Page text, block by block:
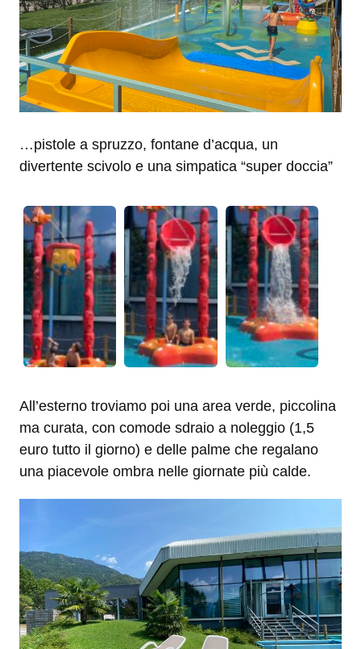
…pistole a spruzzo, fontane d’acqua, un
divertente scivolo e una simpatica “super doccia”
All’esterno troviamo poi una area verde, piccolina
ma curata, con comode sdraio a noleggio (1,5
euro tutto il giorno) e delle palme che regalano
una piacevole ombra nelle giornate più calde.